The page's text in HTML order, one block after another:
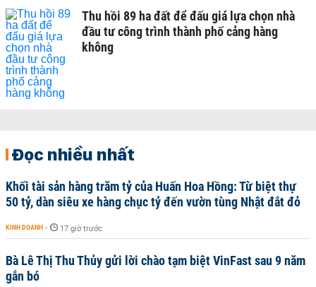
Thu hồi 89 ha đất để đấu giá lựa chọn nhà
đầu tư công trình thành phố cảng hàng
không
Đọc nhiều nhất
Khối tài sản hàng trăm tỷ của Huấn Hoa Hồng: Từ biệt thự
50 tỷ, dàn siêu xe hàng chục tỷ đến vườn tùng Nhật đắt đỏ
KINH DOANH - 17 giờ trước
Bà Lê Thị Thu Thủy gửi lời chào tạm biệt VinFast sau 9 năm
gắn bó